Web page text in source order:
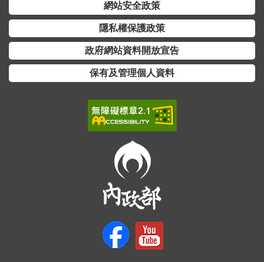
政
策
隱
私
網站安全政策
隱私權保護政策
政府網站資料開放宣告
保有及管理個人資料